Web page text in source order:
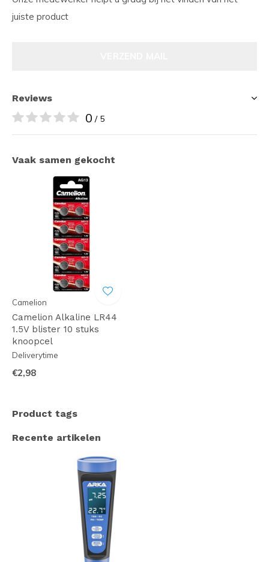
juiste product
Reviews
0 / 5
Vaak samen gekocht
Camelion
Camelion Alkaline LR44
1.5V blister 10 stuks
knoopcel
Deliverytime
€2,98
Product tags
Recente artikelen